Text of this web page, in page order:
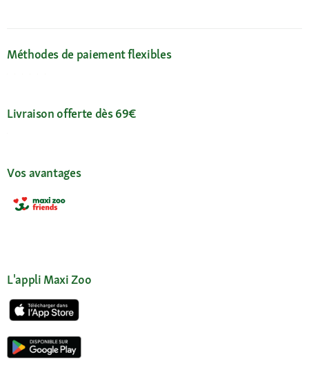
Méthodes de paiement flexibles
Livraison offerte dès 69€
Vos avantages
L'appli Maxi Zoo